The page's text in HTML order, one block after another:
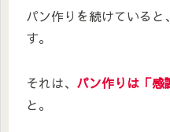
パン作りを続けている
す。
それは、 パン作りは「感
と。